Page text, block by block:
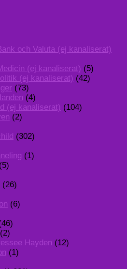
och Valuta (ej kanaliserat)
(ej kanaliserat) (5)
(ej kanaliserat) (42)
(73)
(4)
(ej kanaliserat) (104)
(2)
(302)
(1)
(5)
(26)
(6)
(2)
Hayden (12)
(1)